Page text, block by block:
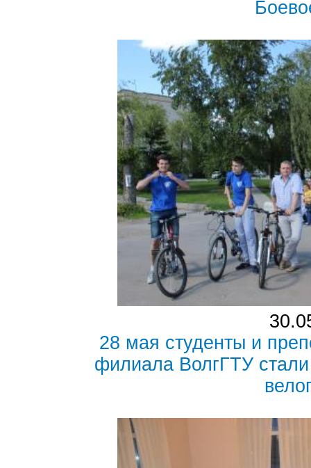
28 мая студенты и
филиала ВолгГТУ